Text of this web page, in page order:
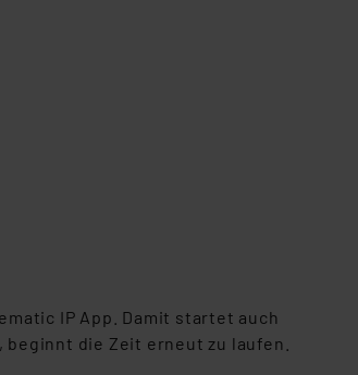
IP App. Damit startet auch
die Zeit erneut zu laufen.